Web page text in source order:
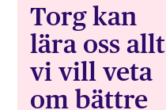
Torg kan
lära oss allt
vi vill veta
om bättre